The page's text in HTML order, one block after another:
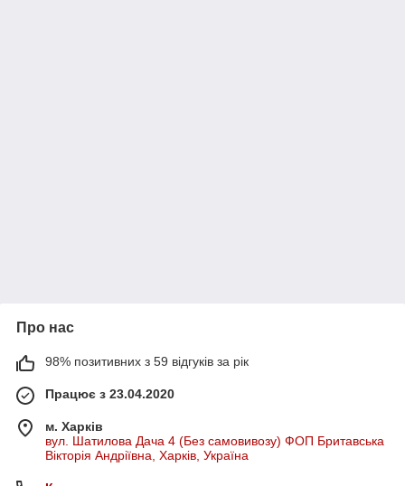
Про нас
98% позитивних з 59 відгуків за рік
Працює з 23.04.2020
м. Харків
вул. Шатилова Дача 4 (Без самовивозу) ФОП Бритавська
Вікторія Андріївна, Харків, Україна